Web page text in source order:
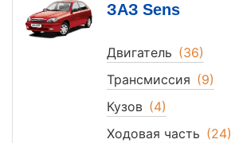
ЗАЗ Sens
Двигатель (36)
Трансмиссия (9)
Кузов (4)
Ходовая часть (24)